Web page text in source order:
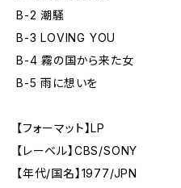
B-2 潮騒
B-3 LOVING YOU
B-4 霧の国から来た女
B-5 雨に想いを
【フォーマット】LP
【レーベル】CBS/SONY
【年代/国名】1977/JPN